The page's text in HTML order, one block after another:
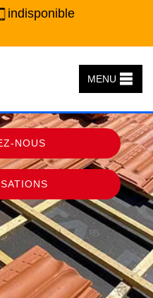
indisponible
MENU
NOUS